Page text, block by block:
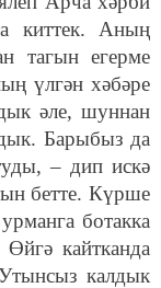
киттек. Аның
тагын егерме
үлгән хәбәре
әле, шуннан
Барыбыз да
– дип искә
бетте. Күрше
ботакка
кайтканда
калдык